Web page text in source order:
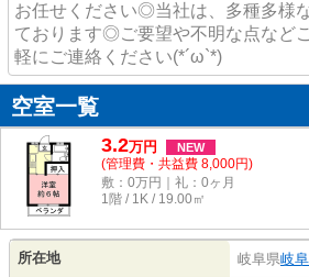
お任せください◎当社は、多種多様
ております◎ご要望や不明な点など
軽にご連絡ください(*´ω`*)
空室一覧
3.2万円 NEW
(管理費・共益費 8,000円)
敷：0万円｜礼：0ヶ月
1階 / 1K / 19.00㎡
所在地 岐阜県岐